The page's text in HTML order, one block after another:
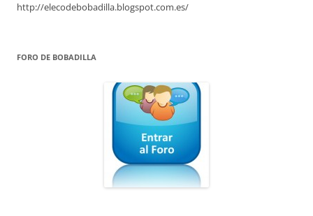
http://elecodebobadilla.blogspot.com.es/
FORO DE BOBADILLA